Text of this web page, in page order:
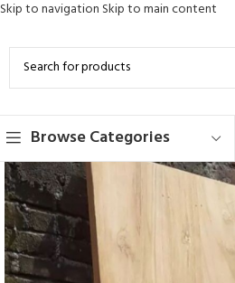
Skip to navigation Skip to main content
Browse Categories